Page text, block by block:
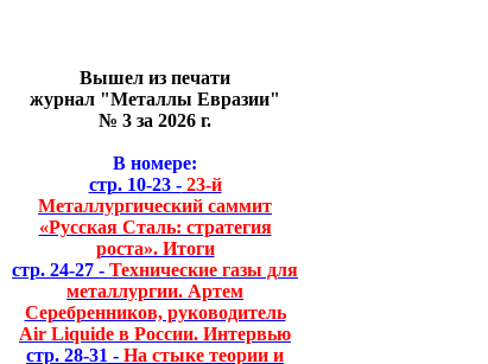
Вышел из печати
журнал "Металлы Евразии"
№ 3 за 2026 г.
В номере:
стр. 10-23 -23-й
Металлургический саммит
«Русская Сталь: стратегия
роста». Итоги
стр. 24-27 - Технические газы для
металлургии. Артем
Серебренников, руководитель
Air Liquide в России. Интервью
стр. 28-31 - На стыке теории и